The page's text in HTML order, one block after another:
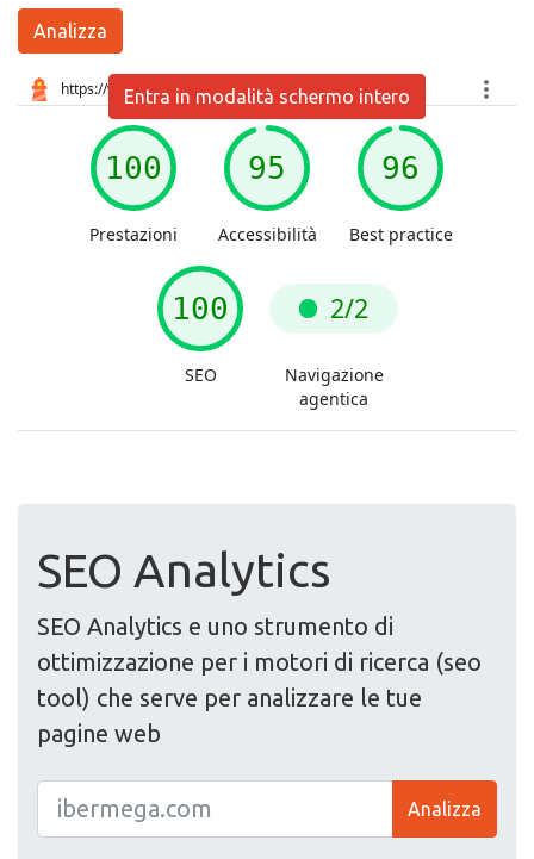
Analizza
Entra in modalità schermo intero
SEO Analytics
SEO Analytics e uno strumento di
ottimizzazione per i motori di ricerca (seo
tool) che serve per analizzare le tue
pagine web
Analizza